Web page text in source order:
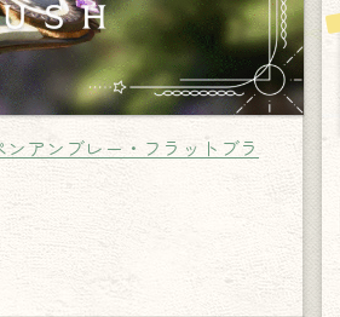
ンアンブレー・フラットブラ